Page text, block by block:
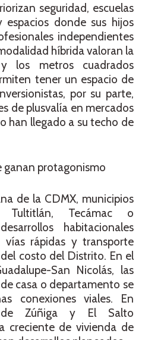
seguridad, escuelas
espacios donde sus hijos
independientes
híbrida valoran la
los metros cuadrados
tener un espacio de
por su parte,
de plusvalía en mercados
han llegado a su techo de
ganan protagonismo
de la CDMX, municipios
Tultitlán, Tecámac o
habitacionales
rápidas y transporte
costo del Distrito. En el
San Nicolás, las
casa o departamento se
conexiones viales. En
de Zúñiga y El Salto
creciente de vivienda de